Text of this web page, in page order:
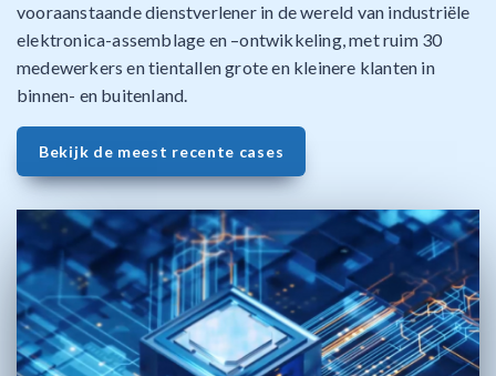
vooraanstaande dienstverlener in de wereld van industriële
elektronica-assemblage en –ontwikkeling, met ruim 30
medewerkers en tientallen grote en kleinere klanten in
binnen- en buitenland.
Bekijk de meest recente cases